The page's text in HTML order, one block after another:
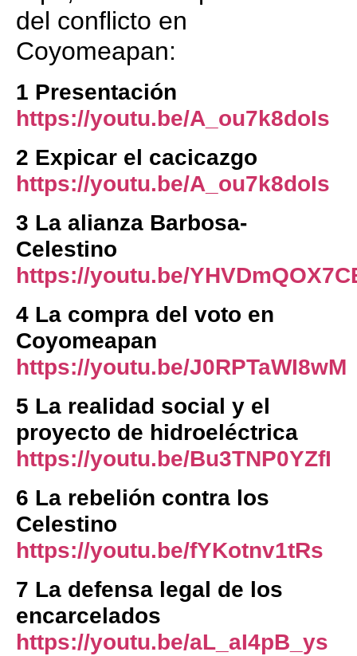
del conflicto en
Coyomeapan:
1 Presentación
https://youtu.be/A_ou7k8doIs
2 Expicar el cacicazgo
https://youtu.be/A_ou7k8doIs
3 La alianza Barbosa-
Celestino
https://youtu.be/
4 La compra del voto en
Coyomeapan
https://youtu.be/J0RPTaWI8wM
5 La realidad social y el
proyecto de hidroeléctrica
https://youtu.be/Bu3TNP0YZfI
6 La rebelión contra los
Celestino
https://youtu.be/fYKotnv1tRs
7 La defensa legal de los
encarcelados
https://youtu.be/aL_aI4pB_ys